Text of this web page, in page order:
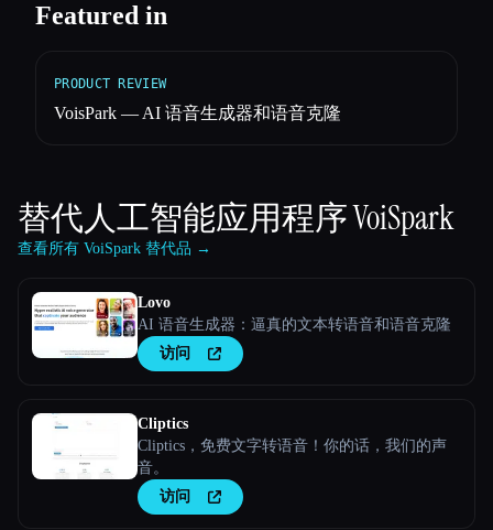
Featured in
PRODUCT REVIEW
VoisPark — AI 语音生成器和语音克隆
替代人工智能应用程序VoiSpark
查看所有 VoiSpark 替代品 →
Lovo
AI 语音生成器：逼真的文本转语音和语音克隆
访问
Cliptics
Cliptics，免费文字转语音！你的话，我们的声
音。
访问